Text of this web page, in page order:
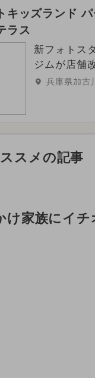
キッズランド
ラス
新フォトス
ジムが店舗
兵庫県加古
スメの記事
け家族にイチ